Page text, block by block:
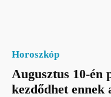
Horoszkóp
Augusztus 10-én
kezdődhet ennek